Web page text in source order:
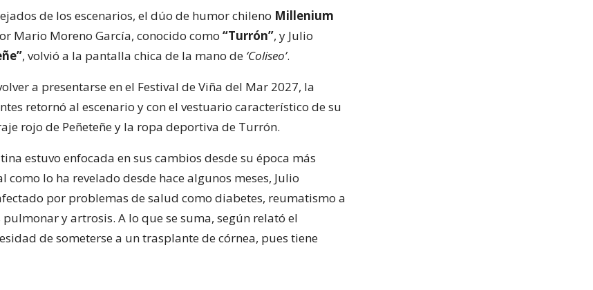
de los escenarios, el dúo de humor chileno Millenium
Mario Moreno García, conocido como “Turrón”, y Julio
, volvió a la pantalla chica de la mano de ‘Coliseo’.
a presentarse en el Festival de Viña del Mar 2027, la
retornó al escenario y con el vestuario característico de su
rojo de Peñeteñe y la ropa deportiva de Turrón.
estuvo enfocada en sus cambios desde su época más
como lo ha revelado desde hace algunos meses, Julio
por problemas de salud como diabetes, reumatismo a
y artrosis. A lo que se suma, según relató el
de someterse a un trasplante de córnea, pues tiene